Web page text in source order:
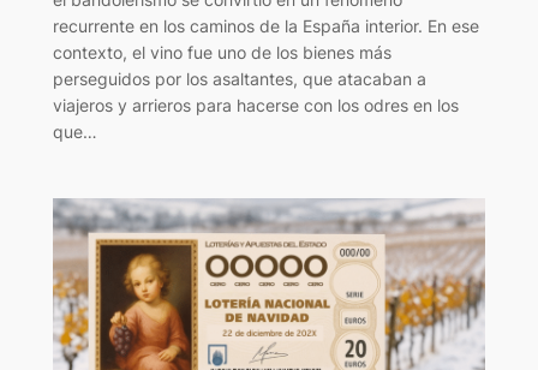
recurrente en los caminos de la España interior. En ese
contexto, el vino fue uno de los bienes más
perseguidos por los asaltantes, que atacaban a
viajeros y arrieros para hacerse con los odres en los
que…